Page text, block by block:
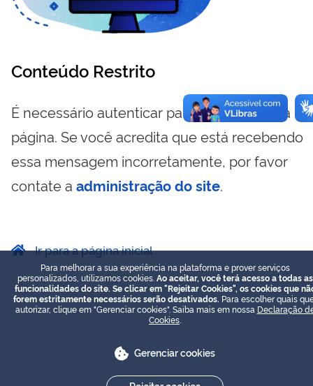
Conteúdo Restrito
É necessário autenticar para visualizar essa
página. Se você acredita que está recebendo
essa mensagem incorretamente, por favor
contate a administração do site.
Ir para a página inicial
Para melhorar a sua experiência na plataforma e prover serviços
personalizados, utilizamos cookies. Ao aceitar, você terá acesso a todas as
funcionalidades do site. Se clicar em "Rejeitar Cookies", os cookies que
forem estritamente necessários serão desativados. Para escolher quais
autorizar, clique em "Gerenciar cookies". Saiba mais em nossa Declaração
Cookies
Gerenciar cookies